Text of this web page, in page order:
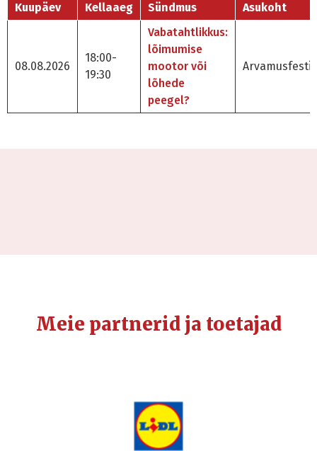
Kuupäev Kellaaeg Sündmus Asukoht
08.08.2026
18:00-
19:30
Vabatahtlikkus:
lõimumise
mootor või
lõhede
peegel?
Meie partnerid ja toetajad